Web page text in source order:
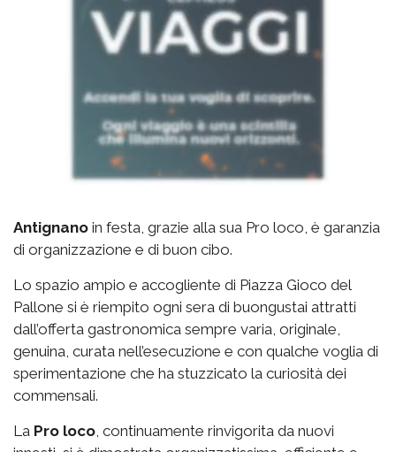
Antignano in festa, grazie alla sua Pro loco, è garanzia
di organizzazione e di buon cibo.
Lo spazio ampio e accogliente di Piazza Gioco del
Pallone si è riempito ogni sera di buongustai attratti
dall’offerta gastronomica sempre varia, originale,
genuina, curata nell’esecuzione e con qualche voglia di
sperimentazione che ha stuzzicato la curiosità dei
commensali.
La Pro loco, continuamente rinvigorita da nuovi